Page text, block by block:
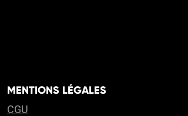
MENTIONS LÉGALES
CGU